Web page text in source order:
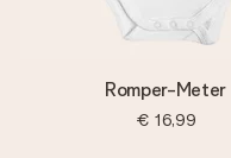
Romper-Meter
€ 16,99